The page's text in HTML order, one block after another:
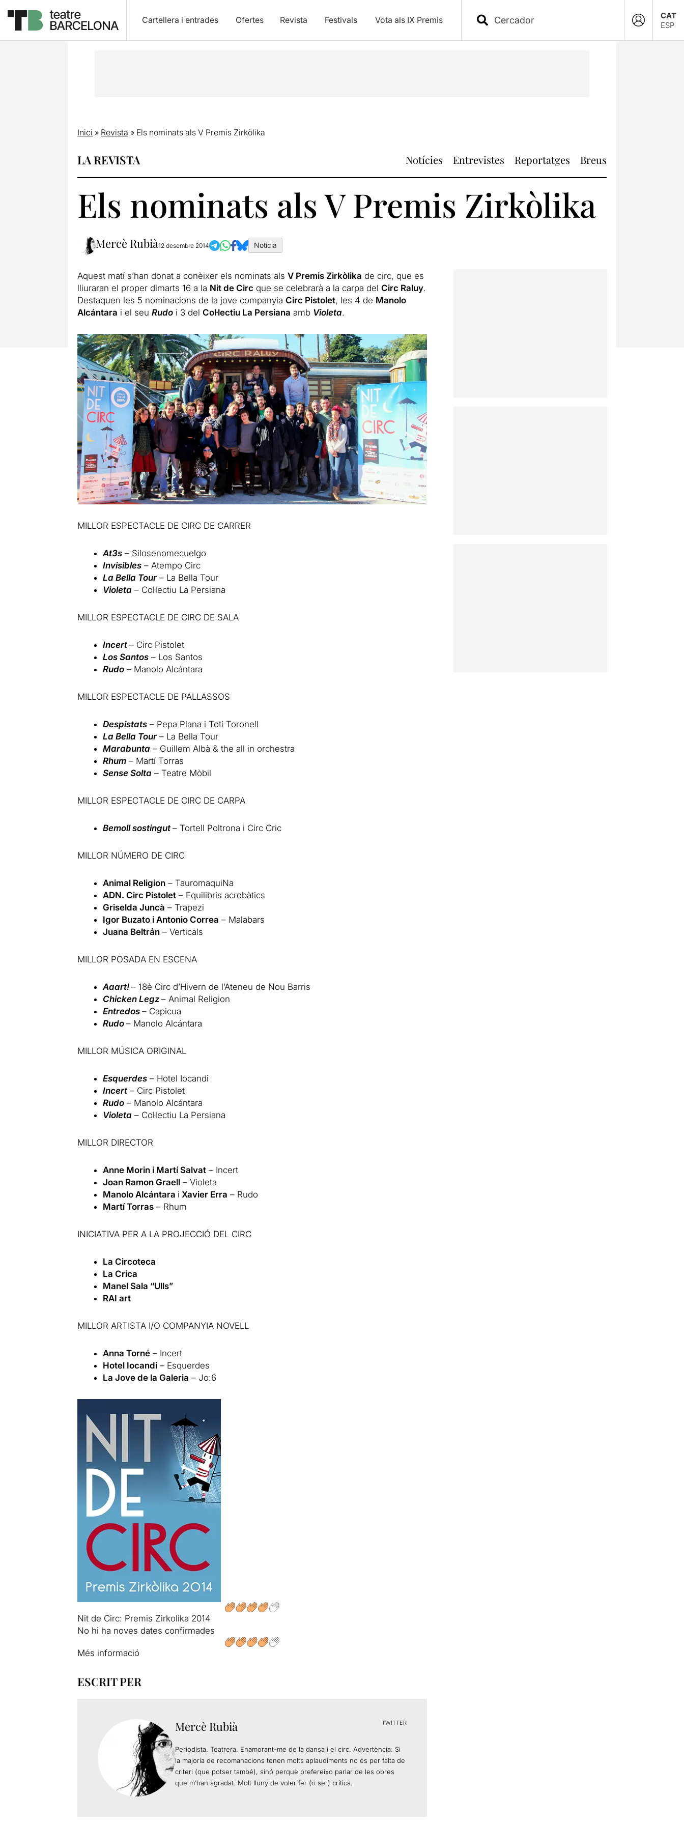
Cartellera i entrades Ofertes Revista Festivals Vota als IX Premis
CAT
ESP
Inici » Revista » Els nominats als V Premis Zirkòlika
LA REVISTA Notícies Entrevistes Reportatges Breus
Els nominats als V Premis Zirkòlika
Mercè Rubià12 desembre 2014 Notícia
Aquest matí s’han donat a conèixer els nominats als V Premis Zirkòlika de circ, que es
lliuraran el proper dimarts 16 a la Nit de Circ que se celebrarà a la carpa del Circ Raluy.
Destaquen les 5 nominacions de la jove companyia Circ Pistolet, les 4 de Manolo
Alcántara i el seu Rudoi 3 del Col·lectiu La Persiana amb Violeta.
MILLOR ESPECTACLE DE CIRC DE CARRER
At3s – Silosenomecuelgo
Invisibles – Atempo Circ
La Bella Tour – La Bella Tour
Violeta – Col·lectiu La Persiana
MILLOR ESPECTACLE DE CIRC DE SALA
Incert – Circ Pistolet
Los Santos – Los Santos
Rudo – Manolo Alcántara
MILLOR ESPECTACLE DE PALLASSOS
Despistats – Pepa Plana i Toti Toronell
La Bella Tour – La Bella Tour
Marabunta – Guillem Albà & the all in orchestra
Rhum – Martí Torras
Sense Solta – Teatre Mòbil
MILLOR ESPECTACLE DE CIRC DE CARPA
Bemoll sostingut – Tortell Poltrona i Circ Cric
MILLOR NÚMERO DE CIRC
Animal Religion – TauromaquiNa
ADN. Circ Pistolet – Equilibris acrobàtics
Griselda Juncà – Trapezi
Igor Buzato i Antonio Correa – Malabars
Juana Beltrán – Verticals
MILLOR POSADA EN ESCENA
Aaart!– 18è Circ d’Hivern de l’Ateneu de Nou Barris
Chicken Legz– Animal Religion
Entredos– Capicua
Rudo– Manolo Alcántara
MILLOR MÚSICA ORIGINAL
Esquerdes – Hotel Iocandi
Incert– Circ Pistolet
Rudo – Manolo Alcántara
Violeta – Col·lectiu La Persiana
MILLOR DIRECTOR
Anne Morin i Martí Salvat – Incert
Joan Ramon Graell – Violeta
Manolo Alcántara i Xavier Erra – Rudo
Martí Torras – Rhum
INICIATIVA PER A LA PROJECCIÓ DEL CIRC
La Circoteca
La Crica
Manel Sala “Ulls”
RAI art
MILLOR ARTISTA I/O COMPANYIA NOVELL
Anna Torné – Incert
Hotel Iocandi – Esquerdes
La Jove de la Galeria – Jo:6
Nit de Circ: Premis Zirkolika 2014
No hi ha noves dates confirmades
Més informació
ESCRIT PER
Mercè Rubià TWITTER
Periodista. Teatrera. Enamorant-me de la dansa i el circ. Advertència: Si
la majoria de recomanacions tenen molts aplaudiments no és per falta de
criteri (que potser també), sinó perquè prefereixo parlar de les obres
que m’han agradat. Molt lluny de voler fer (o ser) crítica.